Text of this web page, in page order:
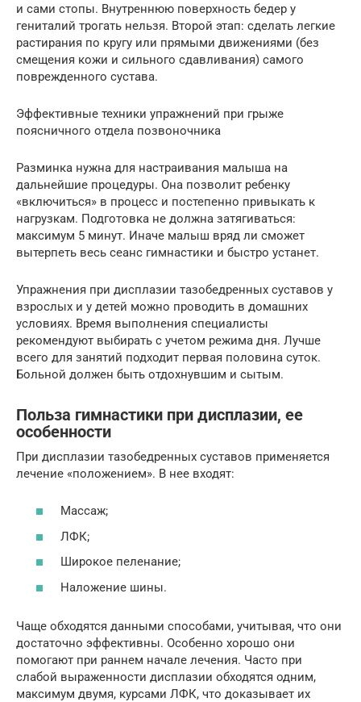
и сами стопы. Внутреннюю поверхность бедер у
гениталий трогать нельзя. Второй этап: сделать легкие
растирания по кругу или прямыми движениями (без
смещения кожи и сильного сдавливания) самого
поврежденного сустава.
Эффективные техники упражнений при грыже
поясничного отдела позвоночника
Разминка нужна для настраивания малыша на
дальнейшие процедуры. Она позволит ребенку
«включиться» в процесс и постепенно привыкать к
нагрузкам. Подготовка не должна затягиваться:
максимум 5 минут. Иначе малыш вряд ли сможет
вытерпеть весь сеанс гимнастики и быстро устанет.
Упражнения при дисплазии тазобедренных суставов у
взрослых и у детей можно проводить в домашних
условиях. Время выполнения специалисты
рекомендуют выбирать с учетом режима дня. Лучше
всего для занятий подходит первая половина суток.
Больной должен быть отдохнувшим и сытым.
Польза гимнастики при дисплазии, ее
особенности
При дисплазии тазобедренных суставов применяется
лечение «положением». В нее входят:
Массаж;
ЛФК;
Широкое пеленание;
Наложение шины.
Чаще обходятся данными способами, учитывая, что они
достаточно эффективны. Особенно хорошо они
помогают при раннем начале лечения. Часто при
слабой выраженности дисплазии обходятся одним,
максимум двумя, курсами ЛФК, что доказывает их